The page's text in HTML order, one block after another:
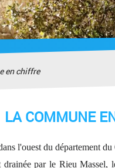
en chiffre
LA COMMUNE
l'ouest du départementdu
par le Rieu